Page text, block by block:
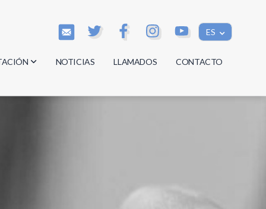
ES
NOTICIAS LLAMADOS CONTACTO